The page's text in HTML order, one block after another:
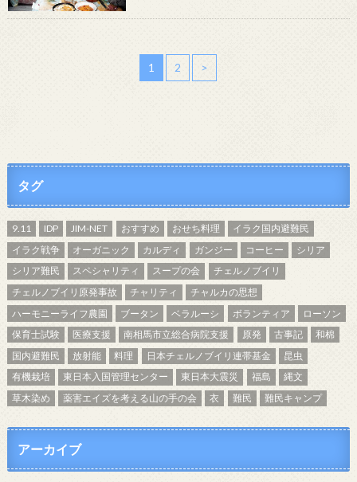
1 2 >
タグ
9.11 IDP JIM-NET おすすめ おせち料理
イラク国内避難民
イラク戦争
オーガニック カルディ ガンジー コーヒー
シリア
シリア難民
スペシャリティ スープの会
チェルノブイリ
チェルノブイリ原発事故
チャリティ
チャルカの思想
ハーモニーライフ農園
ブータン ベラルーシ ボランティア
ローソン
保育士試験
医療支援 南相馬市立総合病院支援 原発 古事記
和棉
国内避難民
放射能 料理 日本チェルノブイリ連帯基金
昆虫
有機栽培
東日本入国管理センター 東日本大震災 福島
縄文
草木染め
薬害エイズを考える山の手の会 衣 難民 難民キャンプ
アーカイブ